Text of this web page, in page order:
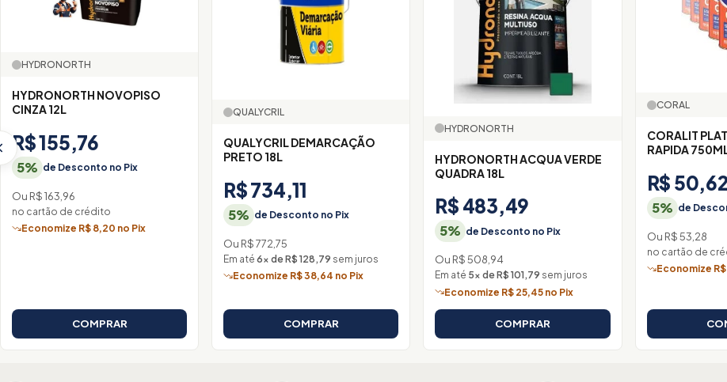
HYDRONORTH
HYDRONORTH NOVOPISO
CINZA 12L
R$ 155,76
5% de Desconto no Pix
Ou R$ 163,96
no cartão de crédito
Economize R$ 8,20 no Pix
COMPRAR
QUALYCRIL
QUALYCRIL DEMARCAÇÃO
PRETO 18L
R$ 734,11
5% de Desconto no Pix
Ou R$ 772,75
Em até6× de R$ 128,79 sem juros
Economize R$ 38,64 no Pix
COMPRAR
HYDRONORTH
HYDRONORTH ACQUA VERDE
QUADRA 18L
R$ 483,49
5% de Desconto no Pix
Ou R$ 508,94
Em até 5× de R$ 101,79 sem juros
Economize R$ 25,45 no Pix
COMPRAR
CORAL
CORALIT
RAPIDA
R$ 50,62
5% de
Ou R$ 53,28
no cartão de
Economize